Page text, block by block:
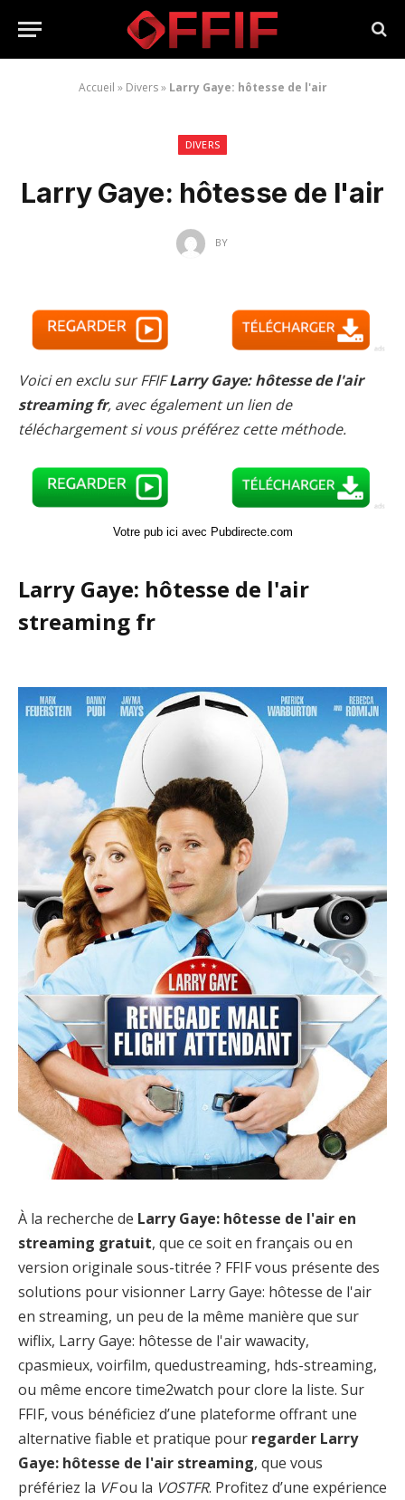
Accueil » Divers» Larry Gaye: hôtesse de l'air
DIVERS
Larry Gaye: hôtesse de l'air
BY
Voici en exclu sur FFIFLarry Gaye: hôtesse de l'air
streaming fr, avec également un lien de
téléchargement si vous préférez cette méthode.
Votre pub ici avec Pubdirecte.com
Larry Gaye: hôtesse de l'air
streaming fr
À la recherche de Larry Gaye: hôtesse de l'air en
streaming gratuit, que ce soit en français ou en
version originale sous-titrée ? FFIF vous présente des
solutions pour visionner Larry Gaye: hôtesse de l'air
en streaming, un peu de la même manière que sur
wiflix, Larry Gaye: hôtesse de l'air wawacity,
cpasmieux, voirfilm, quedustreaming, hds-streaming,
ou même encore time2watch pour clore la liste. Sur
FFIF, vous bénéficiez d’une plateforme offrant une
alternative fiable et pratique pour regarder Larry
Gaye: hôtesse de l'air streaming, que vous
préfériez la VFou la VOSTFR. Profitez d’une expérience